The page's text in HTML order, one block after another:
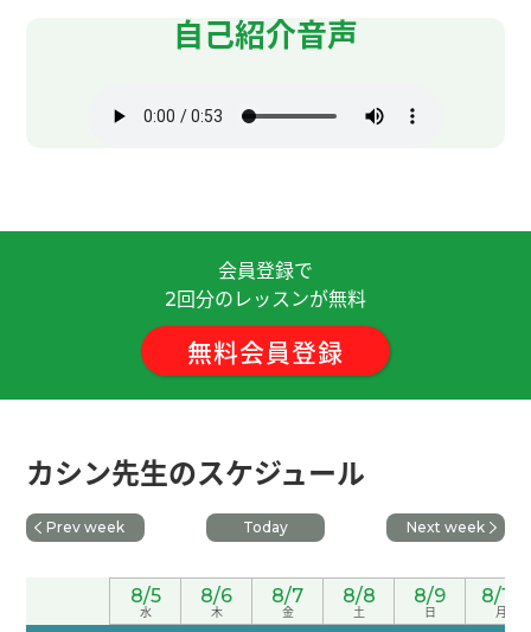
谢谢老师！ 我会继续学习中文 请多多指教 下次见
( 男性 )
我很喜欢老师的课。谢谢!
谢谢老师！ 当然我想去台湾工作看看呀！ 下次见
太少了 哈哈 下次见吧！
( 男性 )
自己紹介音声
会員登録で
2回分のレッスンが無料
無料会員登録
カシン先生のスケジュール
Prev week Today Next week
8/5
水
8/6
木
8/7
金
8/8
土
8/9
日
8/10
月